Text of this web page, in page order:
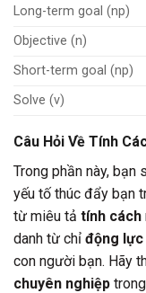
Long-term goal (np)
Objective (n)
Short-term goal (np)
Solve (v)
Câu Hỏi Về Tính
Trong phần này, bạn
yếu tố thúc đẩy bạn
từ miêu tả tính cách
danh từ chỉ động lực
con người bạn. Hãy
chuyên nghiệp